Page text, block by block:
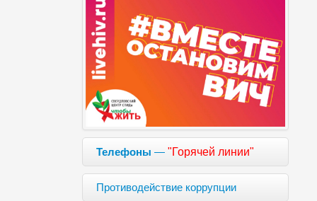
Телефоны —"Горячей линии"
Противодействие коррупции